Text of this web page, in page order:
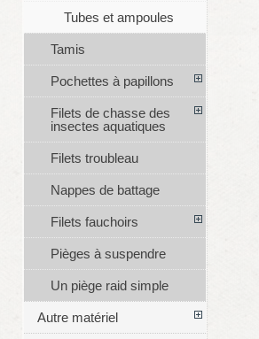
Tubes et ampoules
Tamis
Pochettes à papillons
Filets de chasse des
insectes aquatiques
Filets troubleau
Nappes de battage
Filets fauchoirs
Pièges à suspendre
Un piège raid simple
Autre matériel